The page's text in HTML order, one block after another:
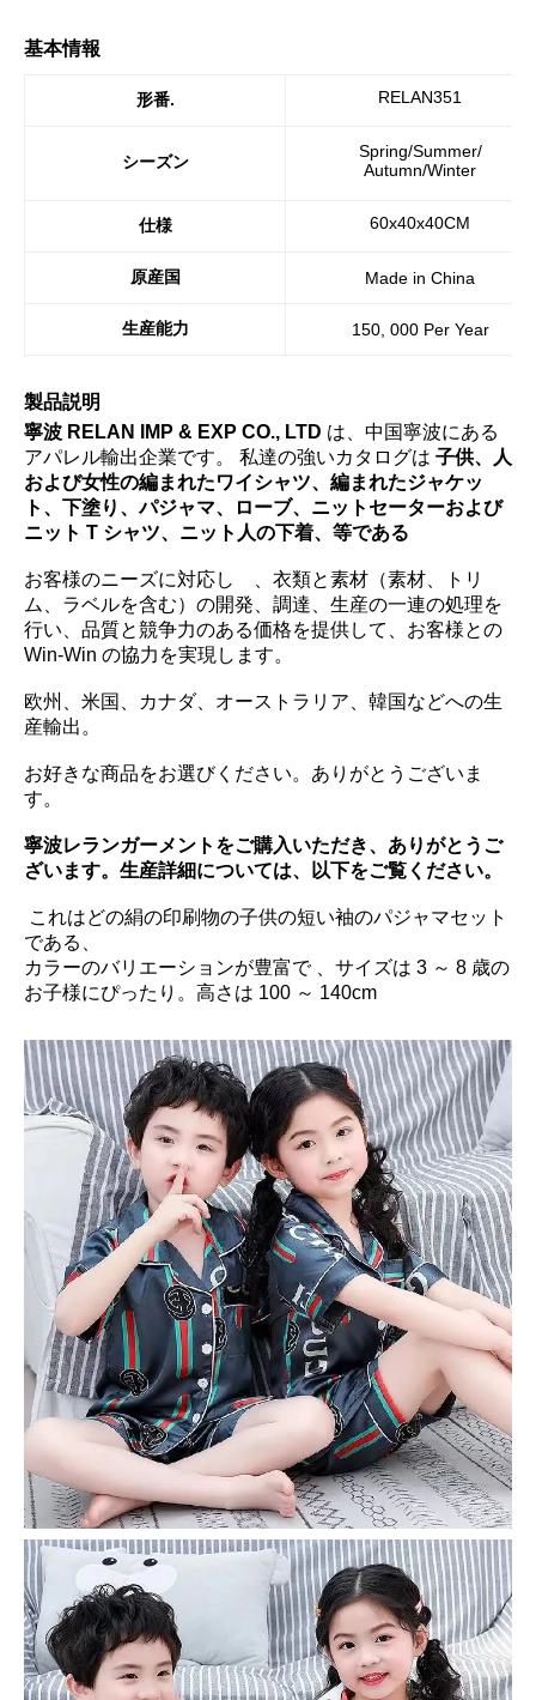
基本情報
形番. RELAN351
シーズン
Spring/Summer/
Autumn/Winter
仕様 60x40x40CM
原産国 Made in China
生産能力 150, 000 Per Year
製品説明
寧波 RELAN IMP & EXP CO., LTD は、中国寧波にある
アパレル輸出企業です。 私達の強いカタログは 子供、人
および女性の編まれたワイシャツ、編まれたジャケッ
ト、下塗り、パジャマ、ローブ、ニットセーターおよび
ニット T シャツ、ニット人の下着、等である
お客様のニーズに対応し
、衣類と素材（素材、トリ
ム、ラベルを含む）の開発、調達、生産の一連の処理を
行い、品質と競争力のある価格を提供して、お客様との
Win-Win の協力を実現します。
欧州、米国、カナダ、オーストラリア、韓国などへの生
産輸出。
お好きな商品をお選びください。ありがとうございま
す。
寧波レランガーメントをご購入いただき、ありがとうご
ざいます。生産詳細については、以下をご覧ください。
これはどの絹の印刷物の子供の短い袖のパジャマセット
である、
カラーのバリエーションが豊富で 、サイズは 3 ～ 8 歳の
お子様にぴったり。高さは 100 ～ 140cm